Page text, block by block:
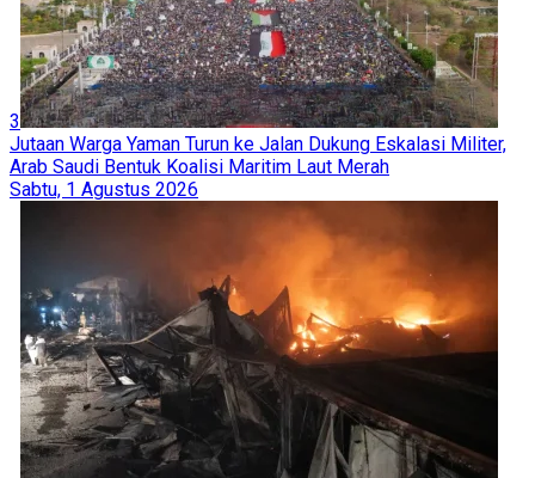
Polemik Keamanan Irak Memanas: Faksi Utama Tolak
Serahkan Senjata, Analis Soroti Risiko Konflik Internal
Rabu, 5 Agustus 2026